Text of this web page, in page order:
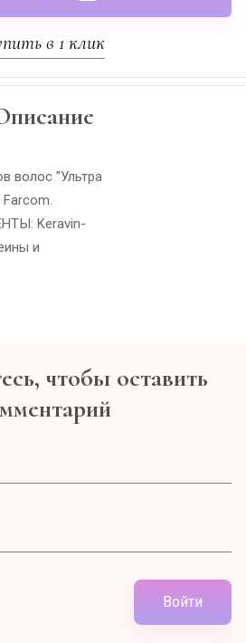
в 1 клик
волос "Ультра
Farcom.
Keravin-
и
чтобы оставить
Войти